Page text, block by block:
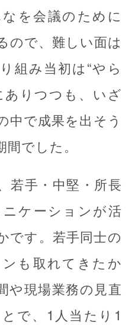
を会議のために
ので、難しい面は
組み当初は“やら
ありつつも、いざ
中で成果を出そう
でした。
若手・中堅・所長
ケーションが活
です。若手同士の
も取れてきたか
や現場業務の見直
で、1人当たり1